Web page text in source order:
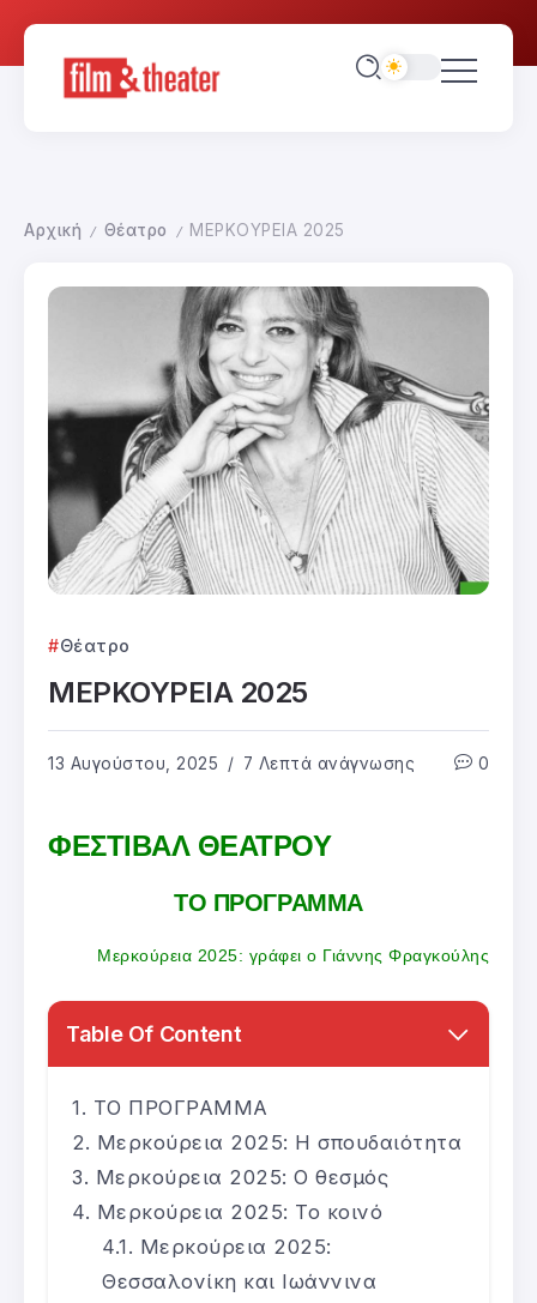
Αρχική / Θέατρο / ΜΕΡΚΟΥΡΕΙΑ 2025
Θέατρο
ΜΕΡΚΟΥΡΕΙΑ 2025
13 Αυγούστου, 2025 7 Λεπτά ανάγνωσης 0
ΦΕΣΤΙΒΑΛ ΘΕΑΤΡΟΥ
ΤΟ ΠΡΟΓΡΑΜΜΑ
Μερκούρεια 2025: γράφει ο Γιάννης Φραγκούλης
Table Of Content
ΤΟ ΠΡΟΓΡΑΜΜΑ
Μερκούρεια 2025: Η σπουδαιότητα
Μερκούρεια 2025: Ο θεσμός
Μερκούρεια 2025: Το κοινό
Μερκούρεια 2025:
Θεσσαλονίκη και Ιωάννινα